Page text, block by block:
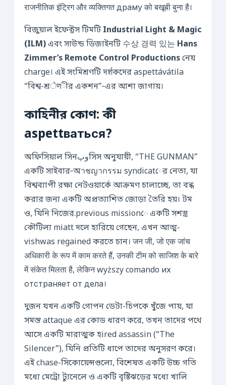
राजनीतिक इंट्रिग और व्यक्तिगत драму को बखूबी बुना है।
বিজুয়াল ইফেক্টস টিমটি Industrial Light & Magic
(ILM)এবং সাউন্ড ডিজাইনটি 수상 경력 있는 Hans
Zimmer’s Remote Control Productionsনেয়
charge। এই সংমিশ্রণটি দर्शকদের aspettávátila
“বিশ্ব-শ্রेणীর একশন”‑এর আশা জাগায়।
কাহিনীর কোণ: কী
aspettваться?
অফিসিয়াল সিনوپসিস অনুযায়ী, “THE GUNMAN”
একটি সাইবার‑অาชญากรรม syndicatের নেতা, যা
বিশ্বব্যাপী রক্ষা নেটওয়ার্কে আক্রমণ চালাচ্ছে, তা বন্ধ
করার জন্য একটি অপ্রত্যাশিত জোড়া তৈরি হয়। টম
ও, যিনি নিজের.previous missionে একটি সশস্ত্র
কৌটিল্য miatt দলে হারিয়ে গেছেন, এখন আত্ম-
vishwas regained করতে চান। जन जी, जो एक जांच
अधिकारी के रूप में काम करते हैं, उनकी टीम को साजिश के बारे
में संकेत मिलता है, लेकिन wyższy comando их
отстраняет от дела।
দুজন যখন একটি গোপন ডেটা-চিপকে খুঁজে পায়, যা
সমস্ত attaque এর কোড ধারণ করে, তখন তাদের পথে
আসে একটি মারাত্মক হired assassin (“The
Silencer”), যিনি প্রতিটি ধাপে তাদের অনুসরণ করে।
এই chase-সিকোয়েন্সগুলো, বিশেষত একটি উচ্চ গতি
মধ্যে মেট্রো ট্যুনেলে ও একটি বৃষ্টিঝড়ের মধ্যে খালি